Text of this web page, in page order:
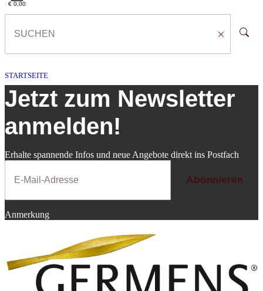
€ 0,00
STARTSEITE
Jetzt zum Newsletter
anmelden!
Erhalte spannende Infos und neue Angebote direkt ins Postfach
Abonnieren
Abonnieren
Anmerkung